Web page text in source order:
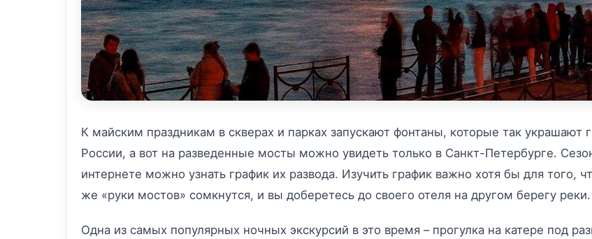
К майским праздникам в скверах и парках запускают фонтаны, которые так украшают
России, а вот на разведенные мосты можно увидеть только в Санкт-Петербурге.
интернете можно узнать график их развода. Изучить график важно хотя бы для того,
же «руки мостов» сомкнутся, и вы доберетесь до своего отеля на другом берегу реки.
Одна из самых популярных ночных экскурсий в это время – прогулка на катере под